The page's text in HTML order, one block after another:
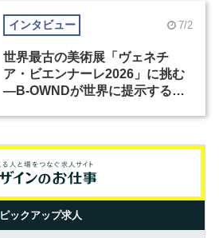
インタビュー 7/2
世界最古の美術展「ヴェネチ
ア・ビエンナーレ2026」に挑む
―B-OWNDが世界に提示する美
ピックアップ求人